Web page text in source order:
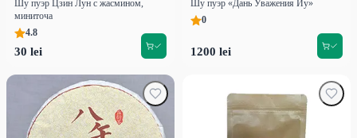
Шу пуэр Цзин Лун с жасмином,
миниточа
4.8
30 lei
Шу пуэр «Дань Уважения Иу»
0
1200 lei